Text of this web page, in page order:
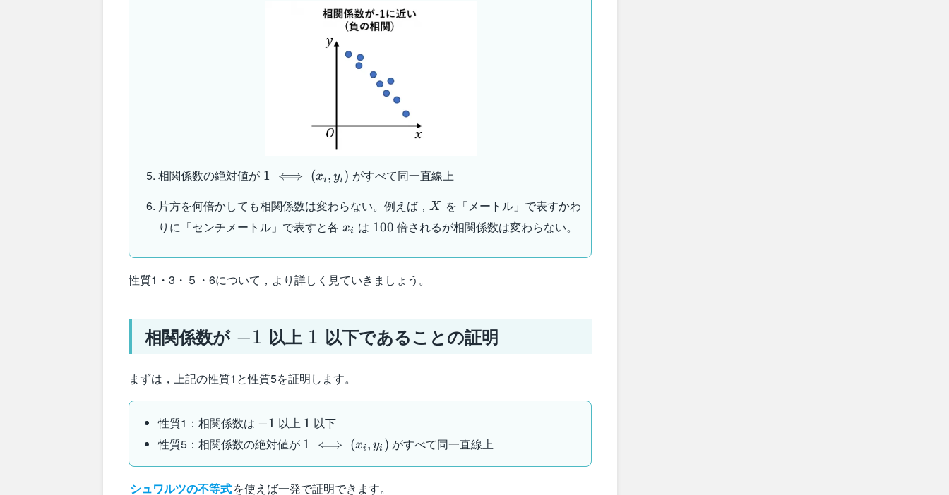
相関係数の絶対値が 1\iff
1 ⟺ (xi , yi ) がすべて同一直線上
片方を何倍かしても相関係数は変わらない。例えば， X
X を「メートル」で表すかわ
りに「センチメートル」で表すと各 x_i
xi は 100
100 倍されるが相関係数は変わらない。
性質1・3・５・6について，より詳しく見ていきましょう。
相関係数が -1
−1 以上 1
1 以下であることの証明
まずは，上記の性質1と性質5を証明します。
性質1：相関係数は -1
−1 以上 1
1 以下
性質5：相関係数の絶対値が 1\iff
1 ⟺ (xi , yi ) がすべて同一直線上
シュワルツの不等式を使えば一発で証明できます。